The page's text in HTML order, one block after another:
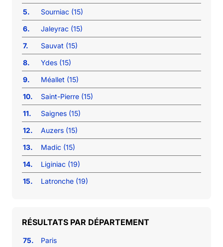
5.
Sourniac (15)
6.
Jaleyrac (15)
7.
Sauvat (15)
8.
Ydes (15)
9.
Méallet (15)
10.
Saint-Pierre (15)
11.
Saignes (15)
12.
Auzers (15)
13.
Madic (15)
14.
Liginiac (19)
15.
Latronche (19)
RÉSULTATS PAR DÉPARTEMENT
75.
Paris